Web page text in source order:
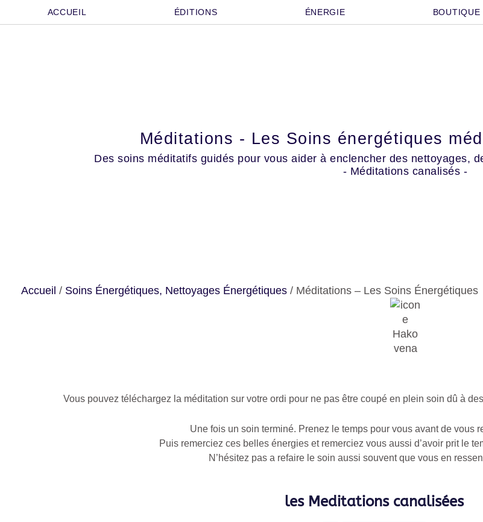
au
ACCUEIL ÉDITIONS ÉNERGIE BOUTIQUE
Méditations - Les Soins énergétiques
Des soins méditatifs guidés pour vous aider à enclencher des nettoyages,
- Méditations canalisés -
Accueil / Soins Énergétiques, Nettoyages Énergétiques / Méditations – Les Soins Énergétiques
Vous pouvez téléchargez la méditation sur votre ordi pour ne pas être coupé en plein soin dû à
Une fois un soin terminé. Prenez le temps pour vous avant de vous
Puis remerciez ces belles énergies et remerciez vous aussi d’avoir prit le
N’hésitez pas a refaire le soin aussi souvent que vous en
les Meditations canalisées